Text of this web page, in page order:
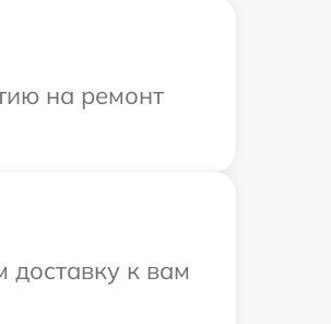
на ремонт
доставку к вам